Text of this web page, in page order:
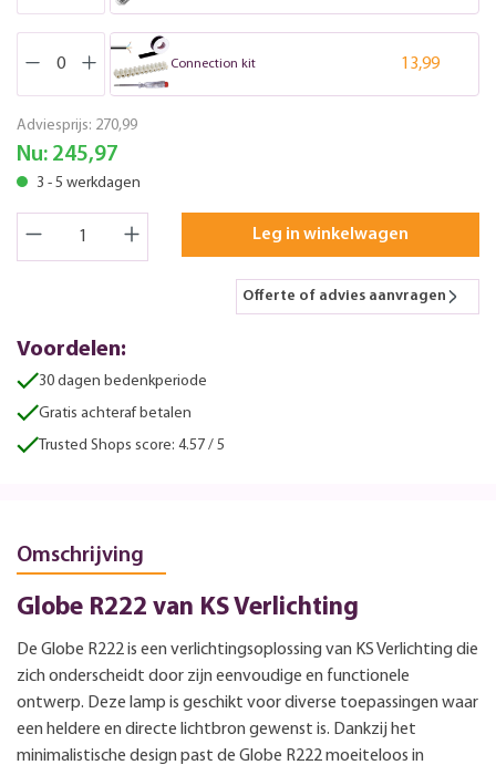
Connection kit 13,99
Adviesprijs: 270,99
Nu: 245,97
3 - 5 werkdagen
Leg in winkelwagen
Offerte of advies aanvragen
Voordelen:
30 dagen bedenkperiode
Gratis achteraf betalen
Trusted Shops score: 4.57 / 5
Omschrijving
Globe R222 van KS Verlichting
De Globe R222 is een verlichtingsoplossing van KS Verlichting die
zich onderscheidt door zijn eenvoudige en functionele
ontwerp. Deze lamp is geschikt voor diverse toepassingen waar
een heldere en directe lichtbron gewenst is. Dankzij het
minimalistische design past de Globe R222 moeiteloos in